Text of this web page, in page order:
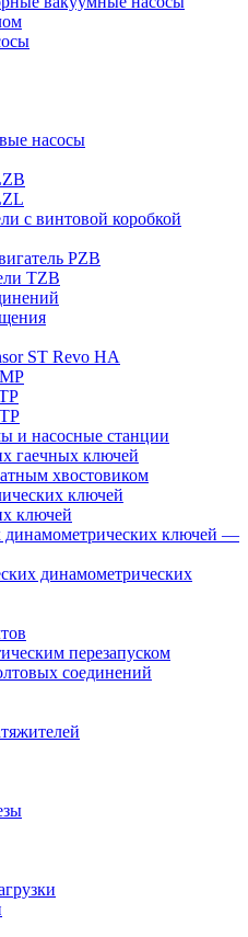
насосы
с винтовой коробкой
PZB
TZB
ST Revo HA
и насосные станции
гаечных ключей
хвостовиком
ключей
ключей
динамометрических ключей —
динамометрических
перезапуском
соединений